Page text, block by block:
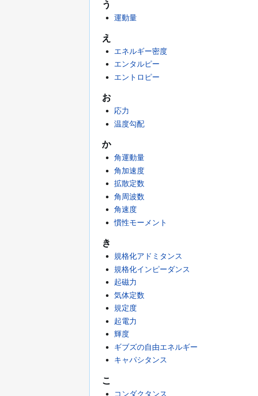
う
運動量
え
エネルギー密度
エンタルピー
エントロピー
お
応力
温度勾配
か
角運動量
角加速度
拡散定数
角周波数
角速度
慣性モーメント
き
規格化アドミタンス
規格化インピーダンス
起磁力
気体定数
規定度
起電力
輝度
ギブズの自由エネルギー
キャパシタンス
こ
コンダクタンス